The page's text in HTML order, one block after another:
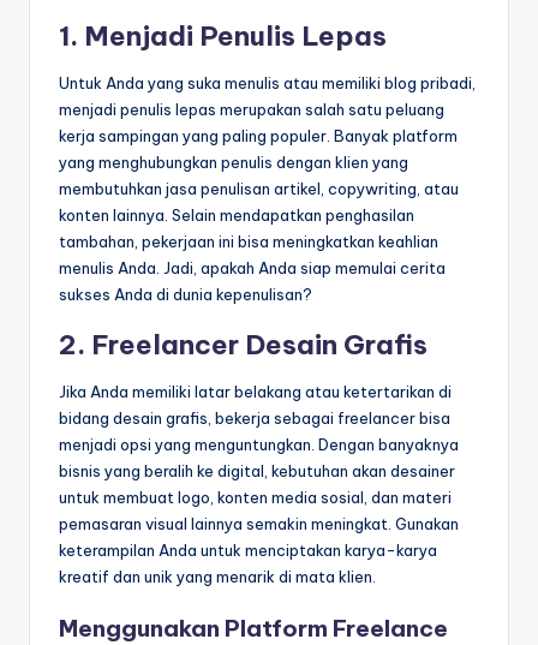
1. Menjadi Penulis Lepas
Untuk Anda yang suka menulis atau memiliki blog pribadi,
menjadi penulis lepas merupakan salah satu peluang
kerja sampingan yang paling populer. Banyak platform
yang menghubungkan penulis dengan klien yang
membutuhkan jasa penulisan artikel, copywriting, atau
konten lainnya. Selain mendapatkan penghasilan
tambahan, pekerjaan ini bisa meningkatkan keahlian
menulis Anda. Jadi, apakah Anda siap memulai cerita
sukses Anda di dunia kepenulisan?
2. Freelancer Desain Grafis
Jika Anda memiliki latar belakang atau ketertarikan di
bidang desain grafis, bekerja sebagai freelancer bisa
menjadi opsi yang menguntungkan. Dengan banyaknya
bisnis yang beralih ke digital, kebutuhan akan desainer
untuk membuat logo, konten media sosial, dan materi
pemasaran visual lainnya semakin meningkat. Gunakan
keterampilan Anda untuk menciptakan karya-karya
kreatif dan unik yang menarik di mata klien.
Menggunakan Platform Freelance